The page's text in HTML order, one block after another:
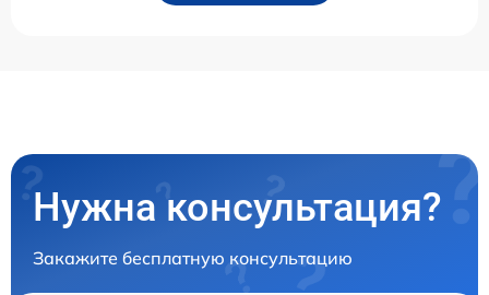
Нужна консультация?
Закажите бесплатную консультацию